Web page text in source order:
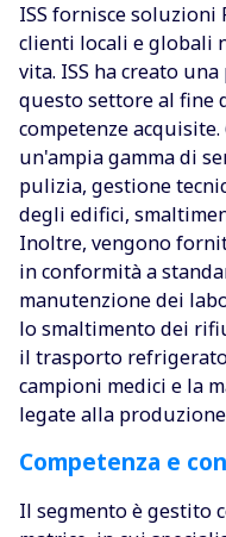
ISS fornisce soluzioni
clienti locali e globali
vita. ISS ha creato
questo settore al fine
competenze
un'ampia gamma di
pulizia, gestione
degli edifici,
Inoltre, vengono
in conformità a
manutenzione dei
lo smaltimento dei
il trasporto
campioni medici e la
legate alla
Competenza e
Il segmento è gestito